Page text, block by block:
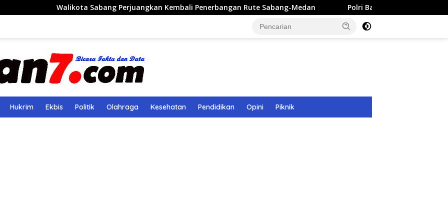
Walikota Sabang Perjuangkan Kembali Penerbangan Rute Sabang-Medan Polri Bangun 40 Titik Sumur Bor untuk
Hukrim Ekbis Politik Olahraga Kesehatan Pendidikan Opini Piknik